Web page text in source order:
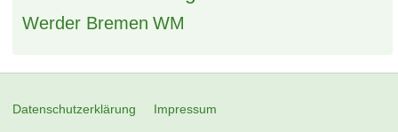
Werder Bremen WM
Datenschutzerklärung Impressum